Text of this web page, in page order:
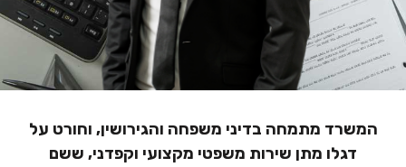
המשרד מתמחה בדיני משפחה והגירושין, וחורט על
דגלו מתן שירות משפטי מקצועי וקפדני, ששם